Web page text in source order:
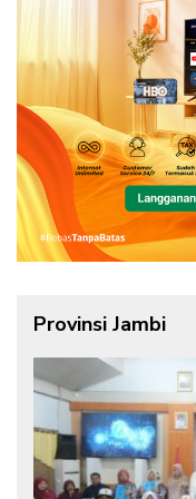
Provinsi Jambi